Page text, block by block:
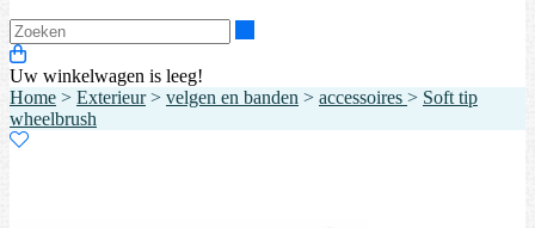
Uw winkelwagen is leeg!
Home > Exterieur> velgen en banden > accessoires > Soft tip
wheelbrush